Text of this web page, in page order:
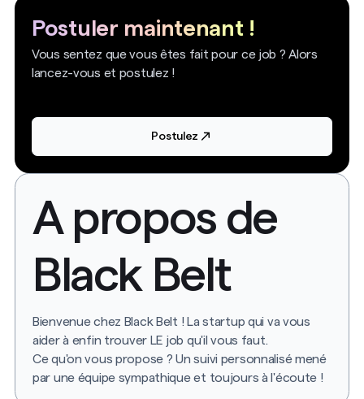
Postuler maintenant !
Vous sentez que vous êtes fait pour ce job ? Alors
lancez-vous et postulez !
Postulez
A propos de
Black Belt
Bienvenue chez Black Belt ! La startup qui va vous
aider à enfin trouver LE job qu'il vous faut.
Ce qu'on vous propose ? Un suivi personnalisé mené
par une équipe sympathique et toujours à l'écoute !